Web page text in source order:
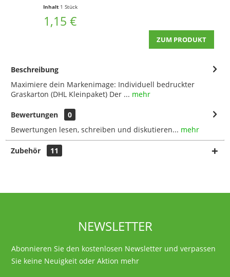
Inhalt 1 Stück
1,15 €
ZUM PRODUKT
Beschreibung
Maximiere dein Markenimage: Individuell bedruckter
Graskarton (DHL Kleinpaket) Der ... mehr
Bewertungen
0
Bewertungen lesen, schreiben und diskutieren... mehr
Zubehör 11
NEWSLETTER
Abonnieren Sie den kostenlosen Newsletter und verpassen
Sie keine Neuigkeit oder Aktion mehr